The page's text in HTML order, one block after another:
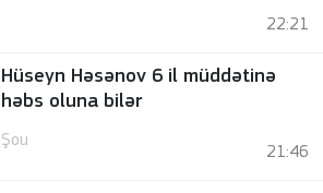
22:21
Hüseyn Həsənov 6 il müddətinə
həbs oluna bilər
Şou
21:46